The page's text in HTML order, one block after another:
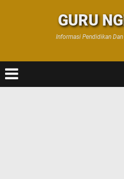
GURU
Informasi Pendidikan